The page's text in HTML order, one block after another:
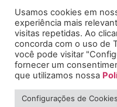
© 2026. Todos
Usamos cookies em
experiência mais
visitas repetidas. Ao
concorda com o uso de
você pode visitar
fornecer um
que utilizamos nossa
Configurações de Cookies